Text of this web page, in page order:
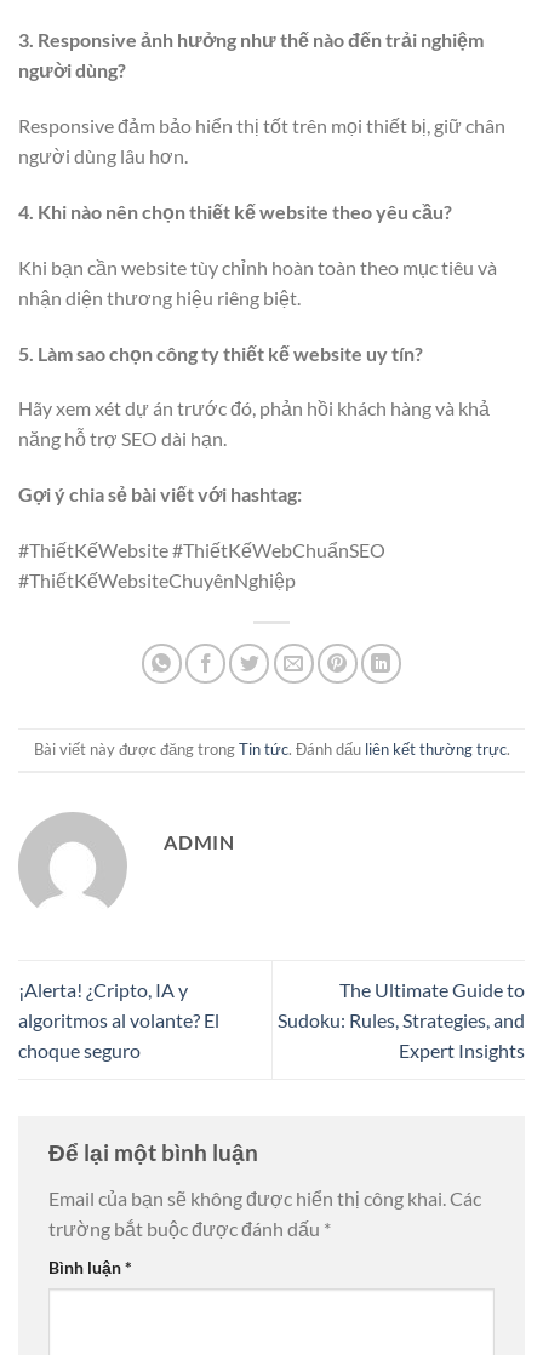
3. Responsive ảnh hưởng như thế nào đến trải nghiệm
người dùng?
Responsive đảm bảo hiển thị tốt trên mọi thiết bị, giữ chân
người dùng lâu hơn.
4. Khi nào nên chọn thiết kế website theo yêu cầu?
Khi bạn cần website tùy chỉnh hoàn toàn theo mục tiêu và
nhận diện thương hiệu riêng biệt.
5. Làm sao chọn công ty thiết kế website uy tín?
Hãy xem xét dự án trước đó, phản hồi khách hàng và khả
năng hỗ trợ SEO dài hạn.
Gợi ý chia sẻ bài viết với hashtag:
#ThiếtKếWebsite #ThiếtKếWebChuẩnSEO
#ThiếtKếWebsiteChuyênNghiệp
Bài viết này được đăng trongTin tức. Đánh dấu liên kết thường trực.
ADMIN
¡Alerta! ¿Cripto, IA y
algoritmos al volante? El
choque seguro
The Ultimate Guide to
Sudoku: Rules, Strategies, and
Expert Insights
Để lại một bình luận
Email của bạn sẽ không được hiển thị công khai.Các
trường bắt buộc được đánh dấu *
Bình luận*